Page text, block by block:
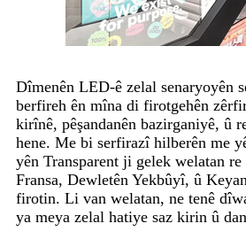
Dîmenên LED-ê zelal senaryoyên
berfireh ên mîna di firotgehên
kirînê, pêşandanên bazirganiyê, û
hene. Me bi serfirazî hilberên me
yên Transparent ji gelek welatan
Fransa, Dewletên Yekbûyî, û
firotin. Li van welatan, ne tenê
ya meya zelal hatiye saz kirin û